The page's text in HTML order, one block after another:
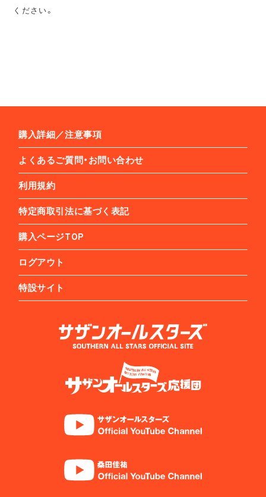
ください。
購入詳細／注意事項
よくあるご質問・お問い合わせ
利用規約
特定商取引法に基づく表記
購入ページTOP
ログアウト
特設サイト